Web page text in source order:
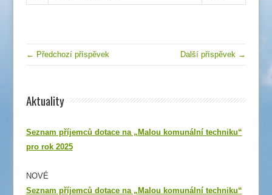
← Předchozí příspěvek Další příspěvek →
Aktuality
Seznam příjemců dotace na „Malou komunální techniku“
pro rok 2025
NOVÉ
Seznam příjemců dotace na „Malou komunální techniku“